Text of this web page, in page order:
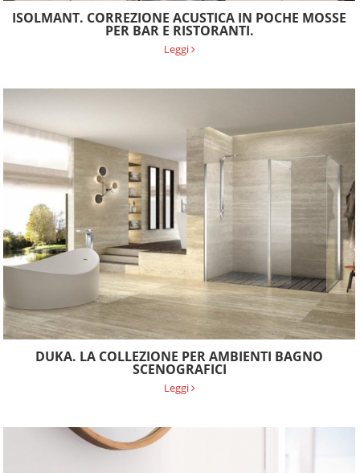
ISOLMANT. CORREZIONE ACUSTICA IN POCHE MOSSE
PER BAR E RISTORANTI.
Leggi
DUKA. LA COLLEZIONE PER AMBIENTI BAGNO
SCENOGRAFICI
Leggi